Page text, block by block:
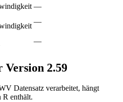
—
—
—
2.59
Datensatz verarbeitet, hängt
R enthält.